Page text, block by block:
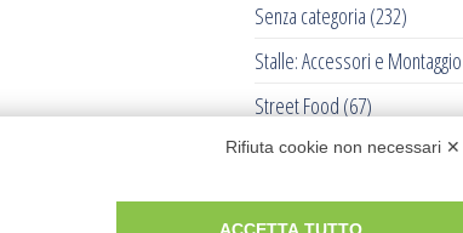
Senza categoria (232)
Stalle: Accessori e Montaggio
Street Food(67)
Tosatrici(711)
Trattorini Husqvarna(0)
Rifiuta cookie non necessari ✕
ACCETTA TUTTO